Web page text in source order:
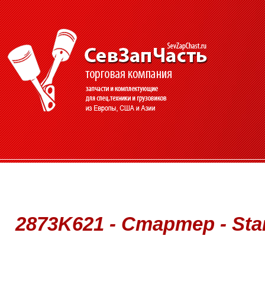
2873K621 - Стартер -